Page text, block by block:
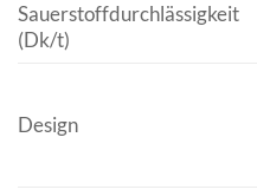
Sauerstoffdurchlässigkeit
(Dk/t)
Design